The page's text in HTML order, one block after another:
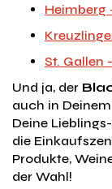
Heimberg
St. Gallen
Und ja, der
auch in
Deine
die
Produkte,
der Wahl!